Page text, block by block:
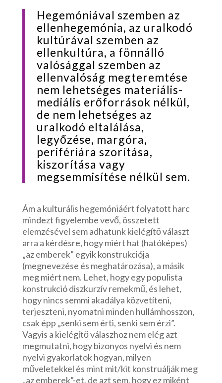
Hegemóniával szemben az
ellenhegemónia, az uralkodó
kultúrával szemben az
ellenkultúra, a fönnálló
valósággal szemben az
ellenvalóság megteremtése
nem lehetséges materiális-
mediális erőforrások nélkül,
de nem lehetséges az
uralkodó eltalálása,
legyőzése, margóra,
perifériára szorítása,
kiszorítása vagy
megsemmisítése nélkül sem.
Ám a kulturális hegemóniáért folyatott harc
mindezt figyelembe vevő, összetett
elemzésével sem adhatunk kielégítő választ
arra a kérdésre, hogy miért hat (hatóképes)
„az emberek” egyik konstrukciója
(megnevezése és meghatározása), a másik
meg miért nem. Lehet, hogy egy populista
konstrukció diszkurzív remekmű, és lehet,
hogy nincs semmi akadálya közvetíteni,
terjeszteni, nyomatni minden hullámhosszon,
csak épp „senki sem érti, senki sem érzi”.
Vagyis a kielégítő válaszhoz nem elég azt
megmutatni, hogy bizonyos nyelvi és nem
nyelvi gyakorlatok hogyan, milyen
műveletekkel és mint mit/kit konstruálják meg
„az emberek”-et, de azt sem, hogy ez miként